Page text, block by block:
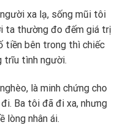
xa lạ, sống mũi tôi
ta thường đo đếm giá trị
tiền bên trong thì chiếc
trĩu tình người.
là minh chứng cho
​Ba tôi đã đi xa, nhưng
lòng nhân ái.